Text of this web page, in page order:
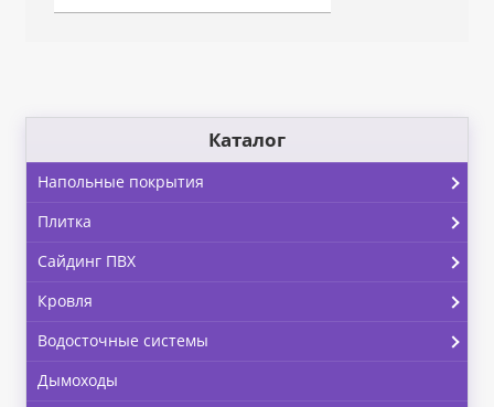
Каталог
Напольные покрытия
Плитка
Сайдинг ПВХ
Кровля
Водосточные системы
Дымоходы